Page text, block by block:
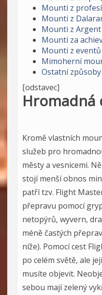
Mounti z profesí
Mounti z
Mounti z
Mounti za
Mounti z eventů
Mimoherní
Ostatní
[odstavec]
Hromadná
Kromě vlastních
služeb pro
městy a vesnicemi.
stojí menší obnos
patří tzv. Flight
přepravu pomocí
netopýrů, wyvern,
méně častých
níže). Pomocí cest
po celém světě, ale
musíte objevit.
sebou mají zelený